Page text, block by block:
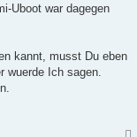
Uboot war dagegen
kannt, musst Du eben
wuerde Ich sagen.